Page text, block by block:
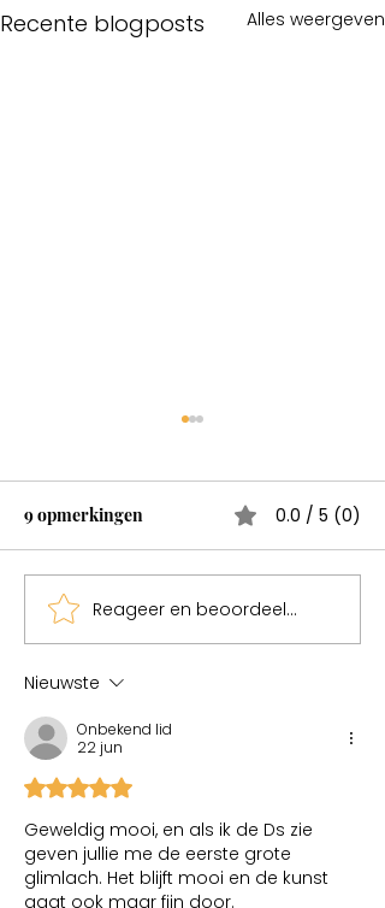
Recente blogposts Alles weergeven
Sweden een magisch land
9 opmerkingen 0.0 / 5 (0)
Reageer en beoordeel...
Nieuwste
Onbekend lid
22 jun
Beoordeeld met 5 uit 5 sterren.
Geweldig mooi, en als ik de Ds zie
geven jullie me de eerste grote
glimlach. Het blijft mooi en de kunst
gaat ook maar fijn door.